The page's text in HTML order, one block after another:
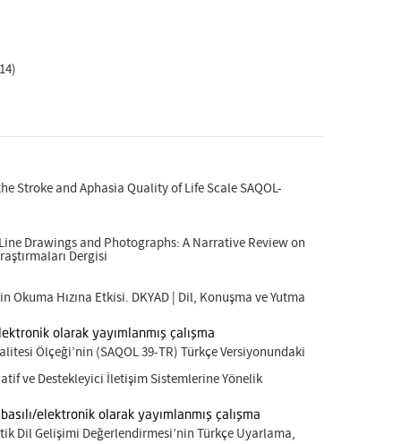
Stroke and Aphasia Quality of Life Scale SAQOL-
Drawings and Photographs: A Narrative Review on
Dergisi
Hızına Etkisi. DKYAD | Dil, Konuşma ve Yutma
olarak yayımlanmış çalışma
Ölçeği’nin (SAQOL 39-TR) Türkçe Versiyonundaki
ve Destekleyici İletişim Sistemlerine Yönelik
elektronik olarak yayımlanmış çalışma
Dil Gelişimi Değerlendirmesi’nin Türkçe Uyarlama,